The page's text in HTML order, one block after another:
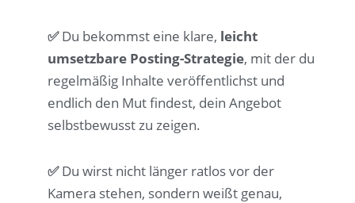
✅Du bekommst eine klare, leicht
umsetzbare Posting-Strategie, mit der du
regelmäßig Inhalte veröffentlichst und
endlich den Mut findest, dein Angebot
selbstbewusst zu zeigen.
✅Du wirst nicht länger ratlos vor der
Kamera stehen, sondern weißt genau,